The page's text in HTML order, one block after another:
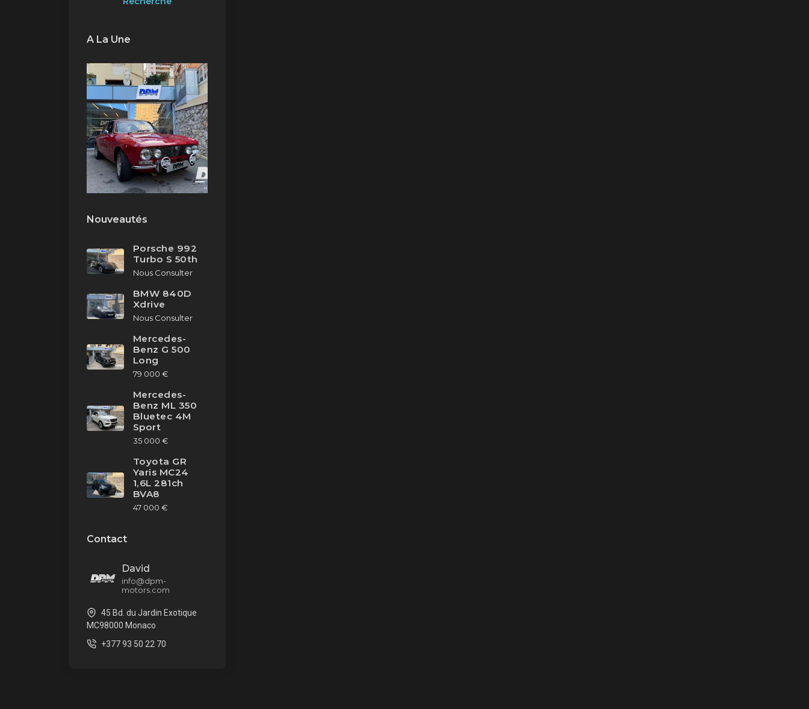
A La Une
Nouveautés
Porsche 992
Turbo S 50th
Nous Consulter
BMW 840D
Xdrive
Nous Consulter
Mercedes-
Benz G 500
Long
79 000 €
Mercedes-
Benz ML 350
Bluetec 4M
Sport
35 000 €
Toyota GR
Yaris MC24
1,6L 281ch
BVA8
47 000 €
Contact
David
info@dpm-
motors.com
45 Bd. du Jardin Exotique
MC98000 Monaco
+377 93 50 22 70